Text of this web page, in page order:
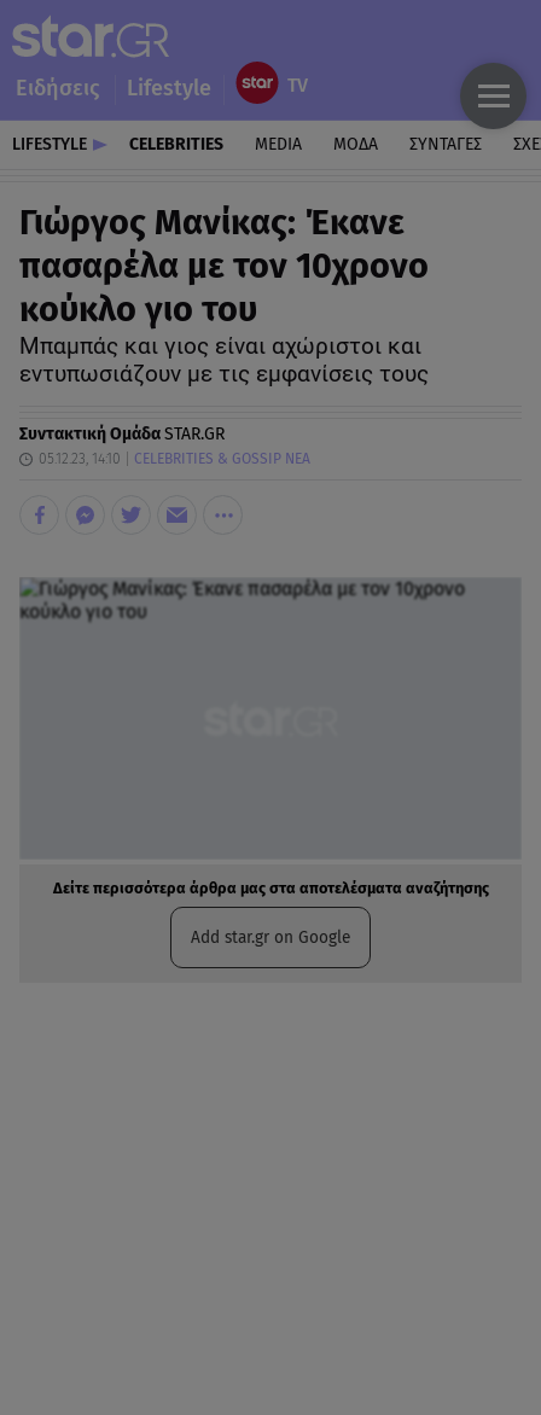
Ειδήσεις Lifestyle
LIFESTYLE CELEBRITIES MEDIA ΜΟΔΑ ΣΥΝΤΑΓΕΣ
Γιώργος Μανίκας: Έκανε
πασαρέλα με τον 10χρονο
κούκλο γιο του
Μπαμπάς και γιος είναι αχώριστοι και
εντυπωσιάζουν με τις εμφανίσεις τους
Συντακτική ΟμάδαSTAR.GR
05.12.23, 14:10 CELEBRITIES & GOSSIP ΝΕΑ
Δείτε περισσότερα άρθρα μας στα αποτελέσματα αναζήτησης
Add star.gr on Google